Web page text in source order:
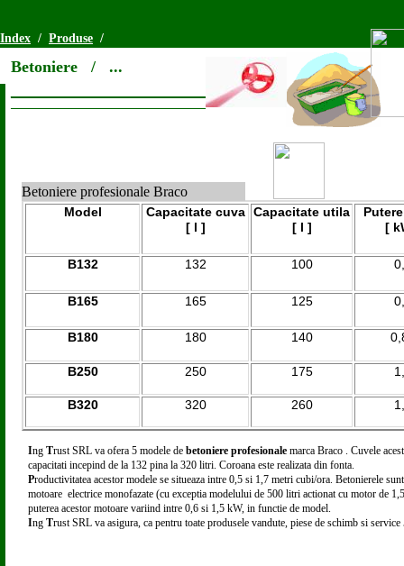
Index / Produse /
Betoniere / ...
Model
Capacitate cuva
[ l ]
Capacitate utila
[ l ]
[
B132 132 100
B165 165 125
B180 180 140
B250 250 175
B320 320 260
Betoniere profesionale Braco
Ing Trust SRL va ofera 5 modele de betoniere profesionale marca Braco . Cuvele
capacitati incepind de la 132 pina la 320 litri. Coroana este realizata din fonta.
Productivitatea acestor modele se situeaza intre 0,5 si 1,7 metri cubi/ora. Betonierele
motoare electrice monofazate (cu exceptia modelului de 500 litri actionat cu motor de
puterea acestor motoare variind intre 0,6 si 1,5 kW, in functie de model.
Ing Trust SRL va asigura, ca pentru toate produsele vandute, piese de schimb si service